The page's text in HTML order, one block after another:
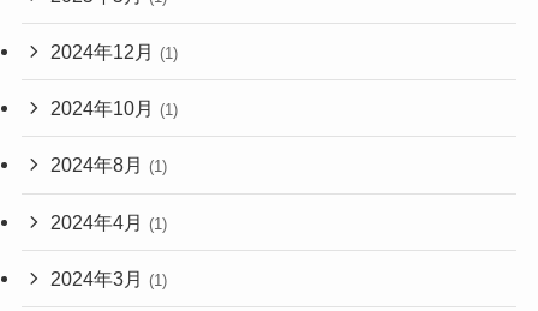
2024年12月 (1)
2024年10月 (1)
2024年8月 (1)
2024年4月 (1)
2024年3月 (1)